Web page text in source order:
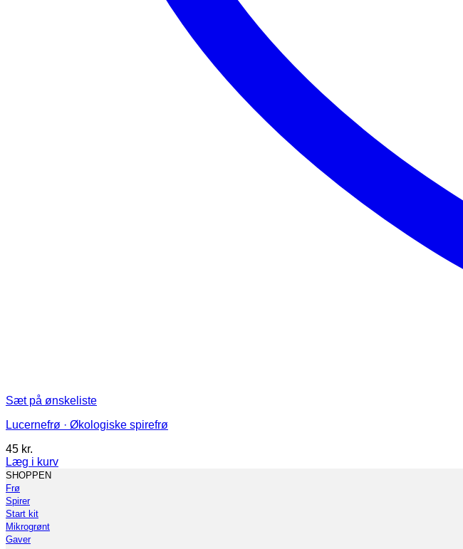
Sæt på ønskeliste
Lucernefrø · Økologiske spirefrø
45 kr.
Læg i kurv
Dette
vare
har
flere
varianter.
Mulighederne
SHOPPEN
Frø
Spirer
Start kit
Mikrogrønt
Gaver